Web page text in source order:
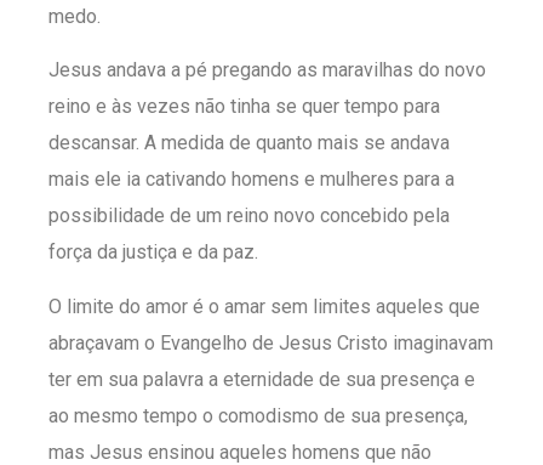
medo.
Jesus andava a pé pregando as maravilhas do novo
reino e às vezes não tinha se quer tempo para
descansar. A medida de quanto mais se andava
mais ele ia cativando homens e mulheres para a
possibilidade de um reino novo concebido pela
força da justiça e da paz.
O limite do amor é o amar sem limites aqueles que
abraçavam o Evangelho de Jesus Cristo imaginavam
ter em sua palavra a eternidade de sua presença e
ao mesmo tempo o comodismo de sua presença,
mas Jesus ensinou aqueles homens que não